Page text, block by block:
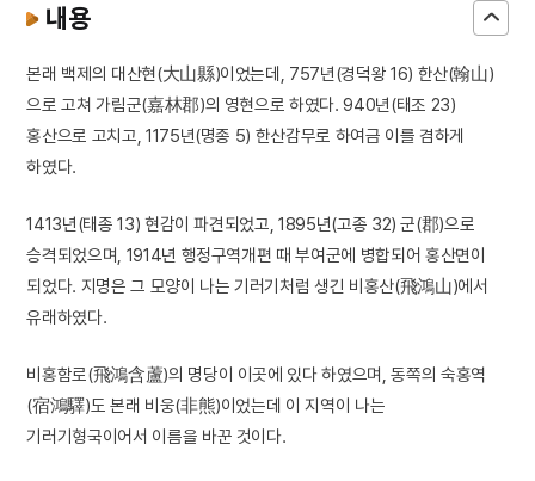
내용
본래 백제의 대산현(大山縣)이었는데, 757년(경덕왕 16) 한산(翰山)
으로 고쳐 가림군(嘉林郡)의 영현으로 하였다. 940년(태조 23)
홍산으로 고치고, 1175년(명종 5) 한산감무로 하여금 이를 겸하게
하였다.
1413년(태종 13) 현감이 파견되었고, 1895년(고종 32) 군(郡)으로
승격되었으며, 1914년 행정구역개편 때 부여군에 병합되어 홍산면이
되었다. 지명은 그 모양이 나는 기러기처럼 생긴 비홍산(飛鴻山)에서
유래하였다.
비홍함로(飛鴻含蘆)의 명당이 이곳에 있다 하였으며, 동쪽의 숙홍역
(宿鴻驛)도 본래 비웅(非熊)이었는데 이 지역이 나는
기러기형국이어서 이름을 바꾼 것이다.